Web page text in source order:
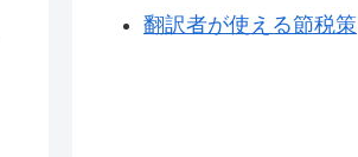
翻訳者が使える節税策